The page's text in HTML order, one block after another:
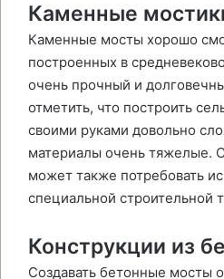
Каменные
Каменные мосты хорошо
построенных в
очень прочный и
отметить, что построить
своими руками довольно
материалы очень тяжелые.
может также потребовать
специальной строительной
Конструкции из
Создавать бетонные мосты